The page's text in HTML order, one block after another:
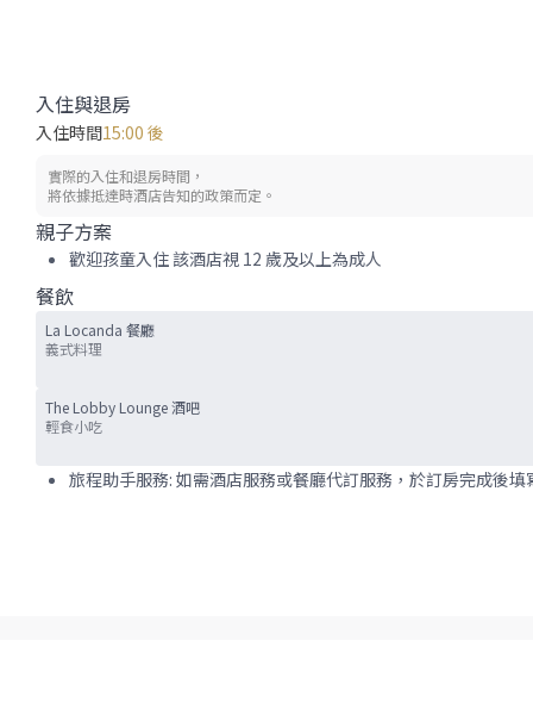
入住與退房
入住時間15:00 後
實際的入住和退房時間，
將依據抵達時酒店告知的政策而定。
親子方案
歡迎孩童入住 該酒店視 12 歲及以上為成人
餐飲
La Locanda 餐廳
義式料理
The Lobby Lounge 酒吧
輕食小吃
旅程助手服務: 如需酒店服務或餐廳代訂服務，於訂房完成後